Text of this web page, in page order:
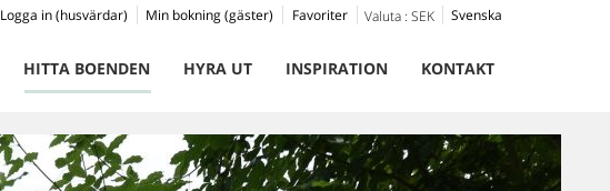
Svenska
Valuta : SEK
Favoriter
Min bokning (gäster)
Logga in (husvärdar)
HITTA BOENDEN HYRA UT INSPIRATION KONTAKT